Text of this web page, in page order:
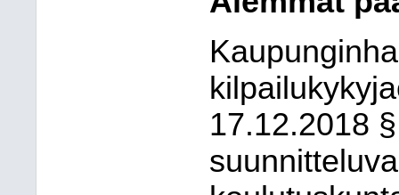
17.12.2018